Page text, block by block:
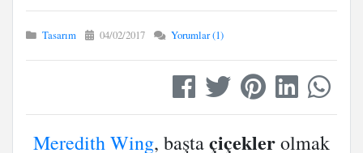
Tasarım 04/02/2017 Yorumlar (1)
Meredith Wing, baştaçiçeklerolmak